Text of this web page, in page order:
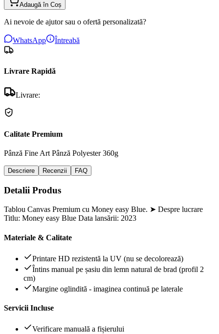
Adaugă în Coș
Ai nevoie de ajutor sau o ofertă personalizată?
WhatsApp Întreabă
Livrare Rapidă
Livrare:
Calitate Premium
Pânză Fine Art Pânză Polyester 360g
Descriere Recenzii FAQ
Detalii Produs
Tablou Canvas Premium cu Money easy Blue. ➤ Despre lucrare
Titlu: Money easy Blue Data lansării: 2023
Materiale & Calitate
Printare HD rezistentă la UV (nu se decolorează)
Întins manual pe șasiu din lemn natural de brad (profil 2
cm)
Margine oglindită - imaginea continuă pe laterale
Servicii Incluse
Verificare manuală a fișierului